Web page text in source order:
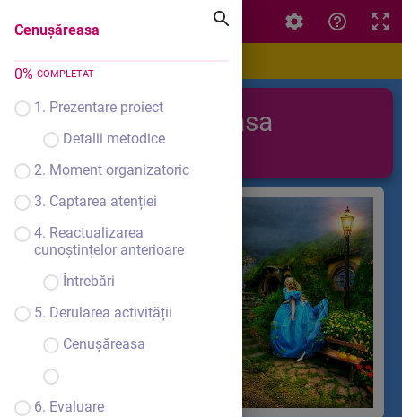
Cenuşăreasa
0% COMPLETAT
1. Prezentare proiect
Detalii metodice
2. Moment organizatoric
3. Captarea atenției
4. Reactualizarea
cunoștințelor anterioare
Întrebări
5. Derularea activității
Cenuşăreasa
6. Evaluare
Cenuşăreasa
Cenuşăreasa